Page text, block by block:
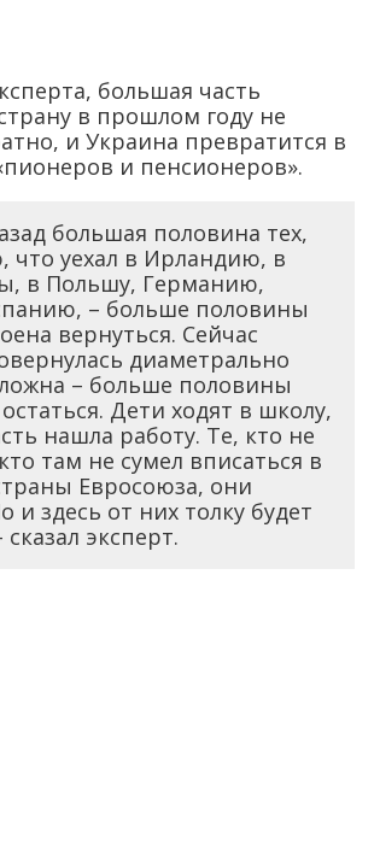
большая часть
в прошлом году не
и Украина превратится в
и пенсионеров».
большая половина тех,
что уехал в Ирландию, в
в Польшу, Германию,
– больше половины
вернуться. Сейчас
диаметрально
– больше половины
Дети ходят в школу,
нашла работу. Те, кто не
там не сумел вписаться в
Евросоюза, они
и здесь от них толку будет
эксперт.